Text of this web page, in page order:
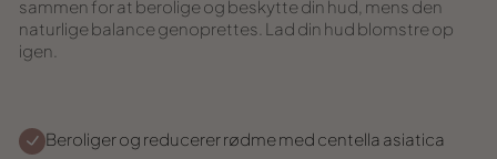
sammen for at berolige og beskytte din hud, mens den
naturlige balance genoprettes. Lad din hud blomstre op
igen.
Beroliger og reducerer rødme med centella asiatica